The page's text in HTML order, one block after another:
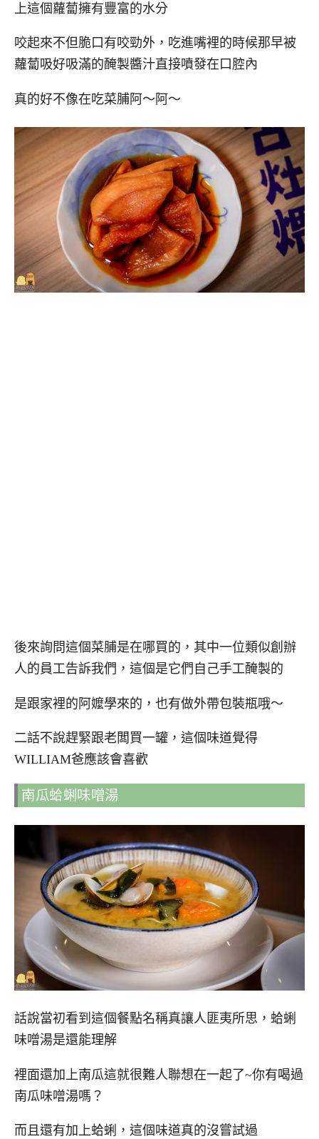
上這個蘿蔔擁有豐富的水分
咬起來不但脆口有咬勁外，吃進嘴裡的時候那早被
蘿蔔吸好吸滿的醃製醬汁直接噴發在口腔內
真的好不像在吃菜脯阿～阿～
後來詢問這個菜脯是在哪買的，其中一位類似創辦
人的員工告訴我們，這個是它們自己手工醃製的
是跟家裡的阿嬤學來的，也有做外帶包裝瓶哦～
二話不說趕緊跟老闆買一罐，這個味道覺得
WILLIAM爸應該會喜歡
南瓜蛤蜊味噌湯
話說當初看到這個餐點名稱真讓人匪夷所思，蛤蜊
味噌湯是還能理解
裡面還加上南瓜這就很難人聯想在一起了~你有喝過
南瓜味噌湯嗎？
而且還有加上蛤蜊，這個味道真的沒嘗試過